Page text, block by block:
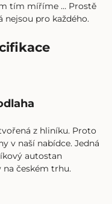
tím míříme … Prostě
nejsou pro každého.
z hliníku. Proto
v naší nabídce. Jedná
autostan
českém trhu.